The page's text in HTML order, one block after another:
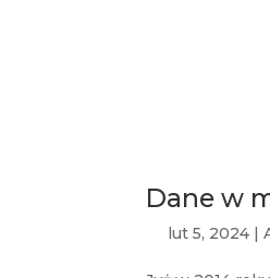
Dane w
lut 5, 2024 |